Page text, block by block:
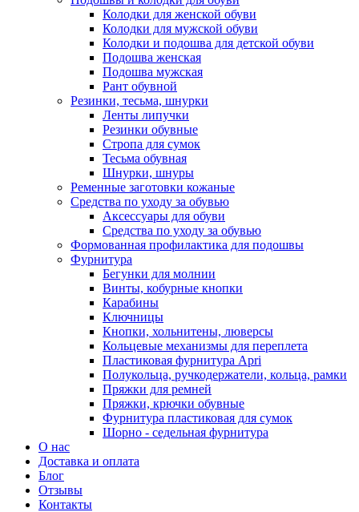
Колодки для женской обуви
Колодки для мужской обуви
Колодки и подошва для детской обуви
Подошва женская
Подошва мужская
Рант обувной
Резинки, тесьма, шнурки
Ленты липучки
Резинки обувные
Стропа для сумок
Тесьма обувная
Шнурки, шнуры
Ременные заготовки кожаные
Средства по уходу за обувью
Аксессуары для обуви
Средства по уходу за обувью
Формованная профилактика для подошвы
Фурнитура
Бегунки для молнии
Винты, кобурные кнопки
Карабины
Ключницы
Кнопки, хольнитены, люверсы
Кольцевые механизмы для переплета
Пластиковая фурнитура Apri
Полукольца, ручкодержатели, кольца, рамки
Пряжки для ремней
Пряжки, крючки обувные
Фурнитура пластиковая для сумок
Шорно - седельная фурнитура
О нас
Доставка и оплата
Блог
Отзывы
Контакты